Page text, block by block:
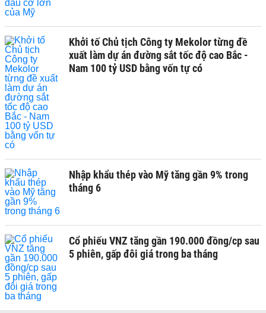
Khởi tố Chủ tịch Công ty Mekolor từng đề
xuất làm dự án đường sắt tốc độ cao Bắc -
Nam 100 tỷ USD bằng vốn tự có
Nhập khẩu thép vào Mỹ tăng gần 9% trong
tháng 6
Cổ phiếu VNZ tăng gần 190.000 đồng/cp sau
5 phiên, gấp đôi giá trong ba tháng